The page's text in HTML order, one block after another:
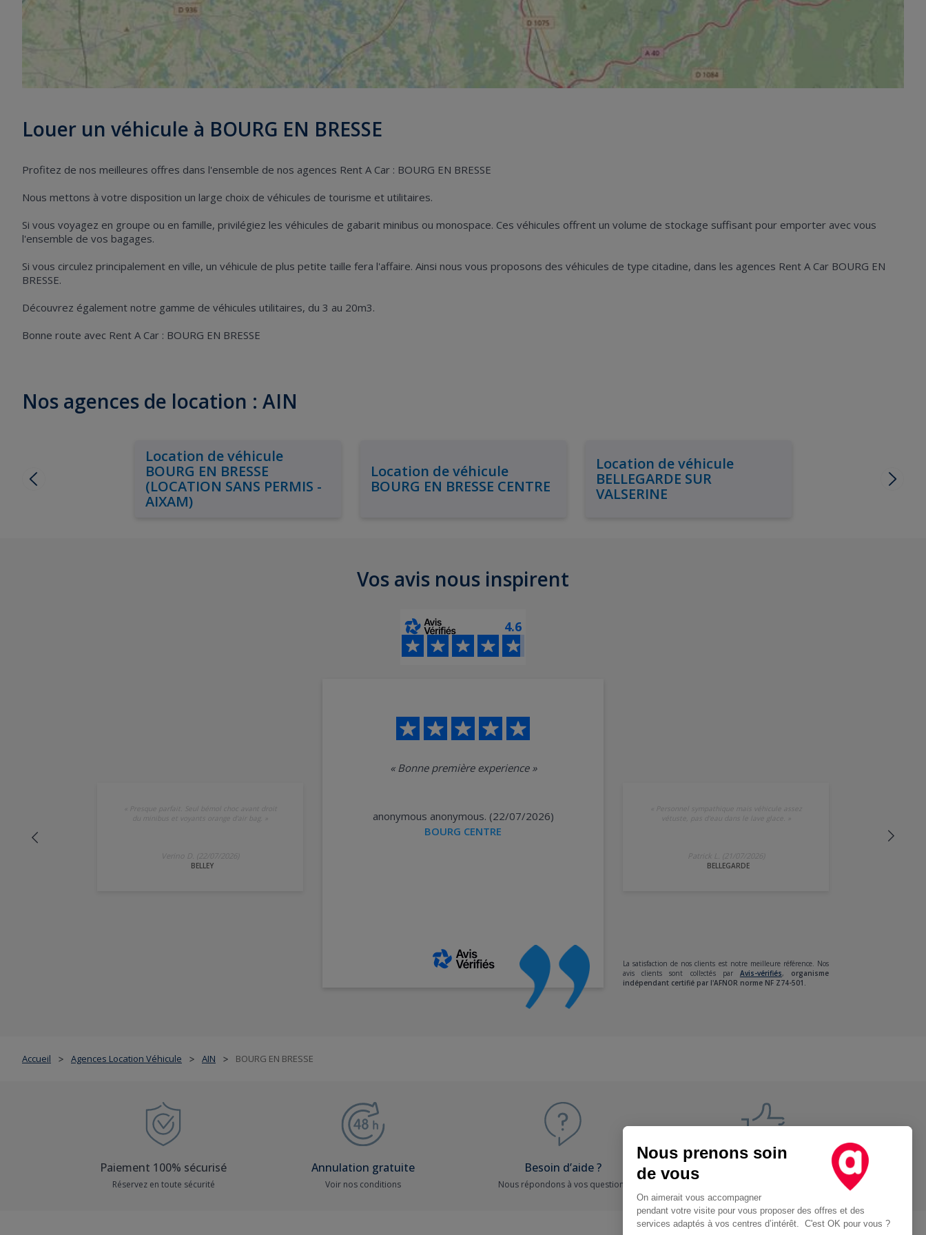
Accueil > Agences Location Véhicule > AIN > BOURG EN BRESSE
Louer un véhicule à BOURG EN BRESSE
Profitez de nos meilleures offres dans l'ensemble de nos agences Rent A Car : BOURG EN BRESSE
Nous mettons à votre disposition un large choix de véhicules de tourisme et utilitaires.
Si vous voyagez en groupe ou en famille, privilégiez les véhicules de gabarit minibus ou monospace. Ces véhicules offrent un volume de stockage suffisant pour emporter avec vous
l'ensemble de vos bagages.
Si vous circulez principalement en ville, un véhicule de plus petite taille fera l'affaire. Ainsi nous vous proposons des véhicules de type citadine, dans les agences Rent A Car BOURG EN
BRESSE.
Découvrez également notre gamme de véhicules utilitaires, du 3 au 20m3.
Bonne route avec Rent A Car : BOURG EN BRESSE
Nos agences de location : AIN
Location de véhicule
BOURG EN BRESSE
(LOCATION SANS PERMIS -
AIXAM)
Location de véhicule
BOURG EN BRESSE CENTRE
Location de véhicule
BELLEGARDE SUR
VALSERINE
Vos avis nous inspirent
4.6
Presque parfait. Seul bémol choc avant droit
du minibus et voyants orange d'air bag.
Verino D. (22/07/2026)
BELLEY
« Bonne première experience»
anonymous anonymous. (22/07/2026)
BOURG CENTRE
Personnel sympathique mais véhicule assez
vétuste, pas d'eau dans le lave glace.
Patrick L. (21/07/2026)
BELLEGARDE
La satisfaction de nos clients est notre meilleure référence. Nos
avis clients sont collectés par Avis-vérifiés, organisme
indépendant certifié par l'AFNOR norme NF Z74-501.
Paiement 100% sécurisé
Réservez en toute sécurité
Annulation gratuite
Voir nos conditions
Besoin d’aide ?
Nous répondons à vos questions
Nous prenons soin
de vous
On aimerait vous accompagner
pendant votre visite pour vous proposer des offres et des
services adaptés à vos centres d’intérêt. C'est OK pour vous ?